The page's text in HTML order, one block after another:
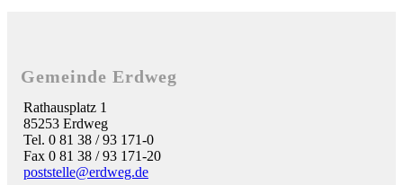
Gemeinde Erdweg
Rathausplatz 1
85253 Erdweg
Tel. 0 81 38 / 93 171-0
Fax 0 81 38 / 93 171-20
poststelle@erdweg.de